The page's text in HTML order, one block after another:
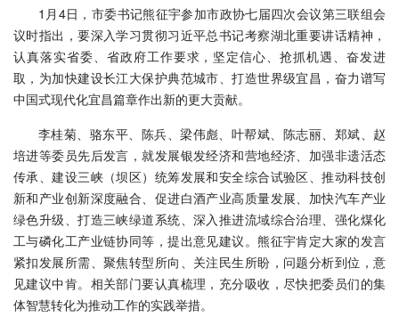
1月4日，市委书记熊征宇参加市政协七届四次会议第三联组会
议时指出，要深入学习贯彻习近平总书记考察湖北重要讲话精神，
认真落实省委、省政府工作要求，坚定信心、抢抓机遇、奋发进
取，为加快建设长江大保护典范城市、打造世界级宜昌，奋力谱写
中国式现代化宜昌篇章作出新的更大贡献。
李桂菊、骆东平、陈兵、梁伟彪、叶帮斌、陈志丽、郑斌、赵
培进等委员先后发言，就发展银发经济和营地经济、加强非遗活态
传承、建设三峡（坝区）统筹发展和安全综合试验区、推动科技创
新和产业创新深度融合、促进白酒产业高质量发展、加快汽车产业
绿色升级、打造三峡绿道系统、深入推进流域综合治理、强化煤化
工与磷化工产业链协同等，提出意见建议。熊征宇肯定大家的发言
紧扣发展所需、聚焦转型所向、关注民生所盼，问题分析到位，意
见建议中肯。相关部门要认真梳理，充分吸收，尽快把委员们的集
体智慧转化为推动工作的实践举措。